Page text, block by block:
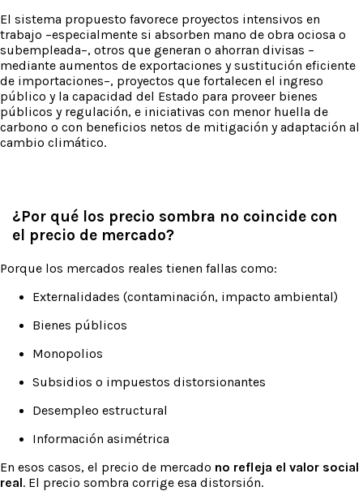
El sistema propuesto favorece proyectos intensivos en
trabajo –especialmente si absorben mano de obra ociosa o
subempleada–, otros que generan o ahorran divisas –
mediante aumentos de exportaciones y sustitución eficiente
de importaciones–, proyectos que fortalecen el ingreso
público y la capacidad del Estado para proveer bienes
públicos y regulación, e iniciativas con menor huella de
carbono o con beneficios netos de mitigación y adaptación al
cambio climático.
¿Por qué los precio sombra no coincide con
el precio de mercado?
Porque los mercados reales tienen fallas como:
Externalidades (contaminación, impacto ambiental)
Bienes públicos
Monopolios
Subsidios o impuestos distorsionantes
Desempleo estructural
Información asimétrica
En esos casos, el precio de mercado no refleja el valor social
real. El precio sombra corrige esa distorsión.